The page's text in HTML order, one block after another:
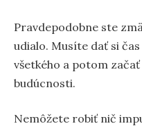
Pravdepodobne ste
udialo. Musíte dať si
všetkého a potom
budúcnosti.
Nemôžete robiť nič